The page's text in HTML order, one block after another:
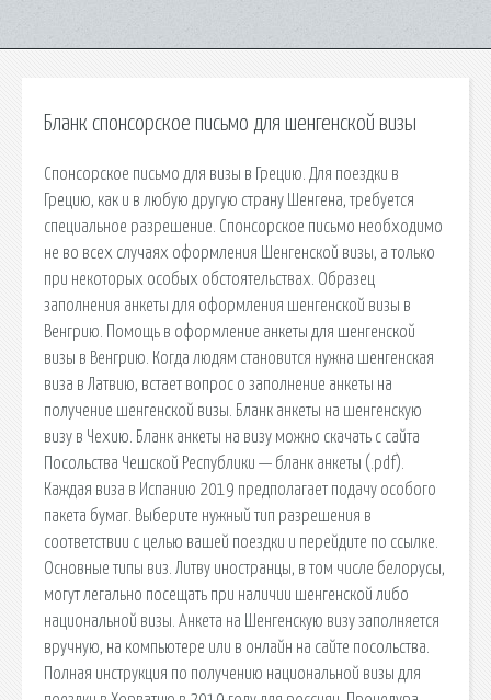
Бланк спонсорское письмо для шенгенской визы
Спонсорское письмо для визы в Грецию. Для поездки в
Грецию, как и в любую другую страну Шенгена, требуется
специальное разрешение. Спонсорское письмо необходимо
не во всех случаях оформления Шенгенской визы, а только
при некоторых особых обстоятельствах. Образец
заполнения анкеты для оформления шенгенской визы в
Венгрию. Помощь в оформление анкеты для шенгенской
визы в Венгрию. Когда людям становится нужна шенгенская
виза в Латвию, встает вопрос о заполнение анкеты на
получение шенгенской визы. Бланк анкеты на шенгенскую
визу в Чехию. Бланк анкеты на визу можно скачать с сайта
Посольства Чешской Республики — бланк анкеты (.pdf).
Каждая виза в Испанию 2019 предполагает подачу особого
пакета бумаг. Выберите нужный тип разрешения в
соответствии с целью вашей поездки и перейдите по ссылке.
Основные типы виз. Литву иностранцы, в том числе белорусы,
могут легально посещать при наличии шенгенской либо
национальной визы. Анкета на Шенгенскую визу заполняется
вручную, на компьютере или в онлайн на сайте посольства.
Полная инструкция по получению национальной визы для